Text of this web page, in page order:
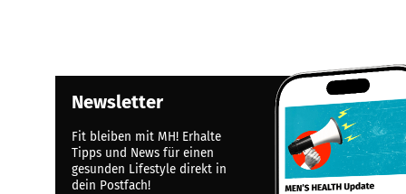
Newsletter
Fit bleiben mit MH! Erhalte
Tipps und News für einen
gesunden Lifestyle direkt in
dein Postfach!